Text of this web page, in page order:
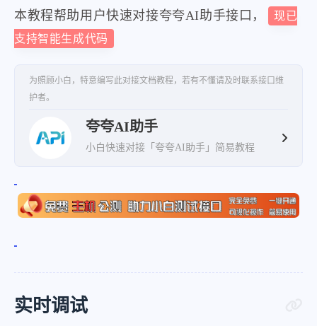
本教程帮助用户快速对接夸夸AI助手接口，
现已
支持智能生成代码
为照顾小白，特意编写此对接文档教程，若有不懂请及时联系接口维
护者。
夸夸AI助手
小白快速对接「夸夸AI助手」简易教程
实时调试